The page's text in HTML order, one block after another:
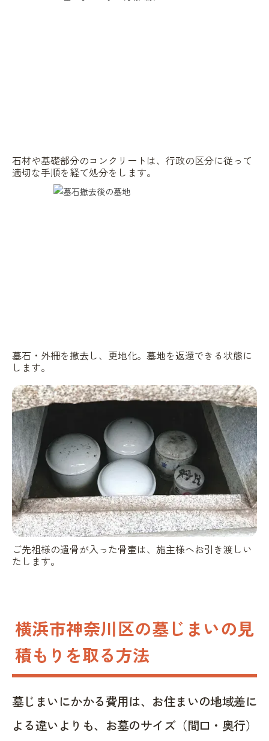
石材や基礎部分のコンクリートは、行政の区分に従って
適切な手順を経て処分をします。
墓石・外柵を撤去し、更地化。墓地を返還できる状態に
します。
ご先祖様の遺骨が入った骨壷は、施主様へお引き渡しい
たします。
横浜市神奈川区の墓じまいの見
積もりを取る方法
墓じまいにかかる費用は、お住まいの地域差に
よる違いよりも、お墓のサイズ（間口・奥行）